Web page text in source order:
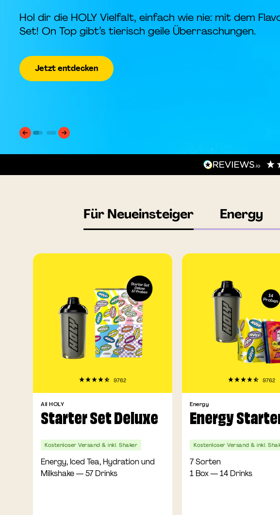
Hol dir die HOLY Vielfalt, einfach wie nie: mit dem
Set! On Top gibt’s tierisch geile Überraschungen.
Jetzt entdecken
Zur
1
Zur
2
Für Neueinsteiger Energy
9762
All HOLY
Starter Set Deluxe
Kostenloser Versand & inkl. Shaker
Energy, Iced Tea, Hydration und
Milkshake — 57 Drinks
9762
Energy
Energy
Kostenloser Versand & inkl.
7 Sorten
1 Box — 14 Drinks